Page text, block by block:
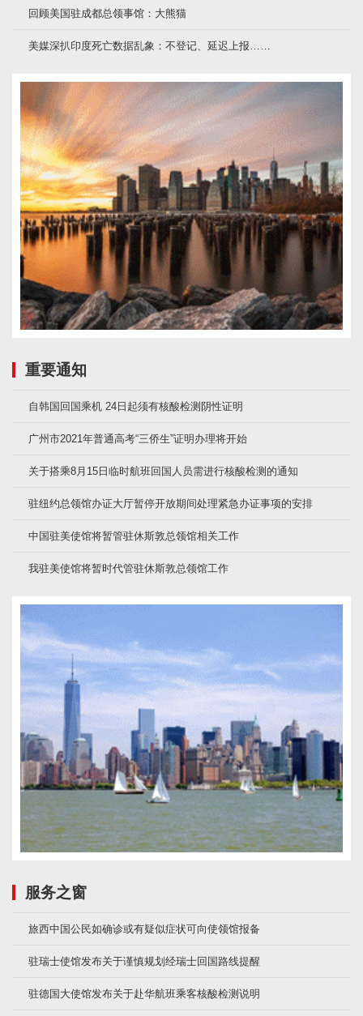
回顾美国驻成都总领事馆：大熊猫
美媒深扒印度死亡数据乱象：不登记、延迟上报……
重要通知
自韩国回国乘机 24日起须有核酸检测阴性证明
广州市2021年普通高考“三侨生”证明办理将开始
关于搭乘8月15日临时航班回国人员需进行核酸检测的通知
驻纽约总领馆办证大厅暂停开放期间处理紧急办证事项的安排
中国驻美使馆将暂管驻休斯敦总领馆相关工作
我驻美使馆将暂时代管驻休斯敦总领馆工作
服务之窗
旅西中国公民如确诊或有疑似症状可向使领馆报备
驻瑞士使馆发布关于谨慎规划经瑞士回国路线提醒
驻德国大使馆发布关于赴华航班乘客核酸检测说明